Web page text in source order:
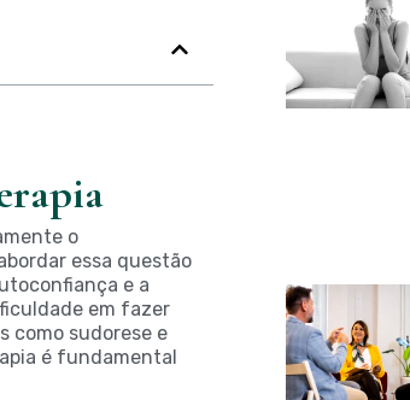
o
essa questão
e a
em fazer
como sudorese e
é fundamental